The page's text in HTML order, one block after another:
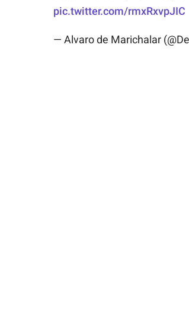
pic.twitter.com/rmxRxvpJIC
— Alvaro de Marichalar